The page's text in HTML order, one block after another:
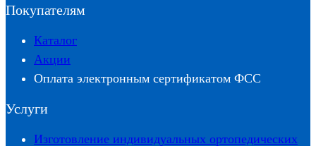
Покупателям
Каталог
Акции
Оплата электронным сертификатом ФСС
Услуги
Изготовление индивидуальных ортопедических